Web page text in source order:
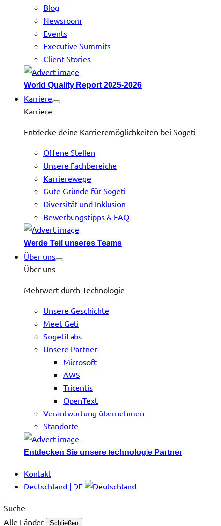
Blog
Newsroom
Events
Executive Summits
Client Stories
World Quality Report 2025-2026
Karriere
Karriere
Entdecke deine Karrieremöglichkeiten bei Sogeti
Offene Stellen
Unsere Fachbereiche
Karrierewege
Gute Gründe für Sogeti
Diversität und Inklusion
Bewerbungstipps & FAQ
Werde Teil unseres Teams
Über uns
Über uns
Mehrwert durch Technologie
Unsere Geschichte
Meet Geti
SogetiLabs
Unsere Partner
Microsoft
AWS
Tricentis
OpenText
Verantwortung übernehmen
Standorte
Entdecken Sie unsere technologie Partner
Kontakt
Deutschland | DE
Suche
Alle Länder
Schließen